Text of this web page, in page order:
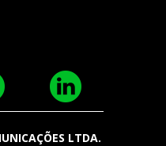
LTDA.